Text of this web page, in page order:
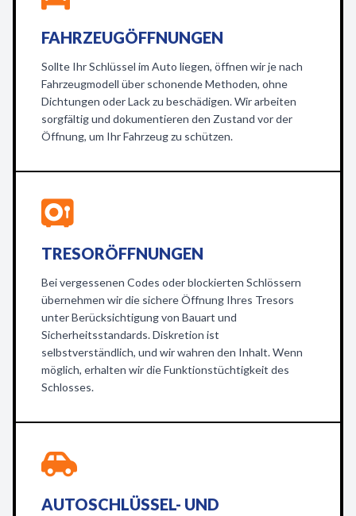
FAHRZEUGÖFFNUNGEN
Sollte Ihr Schlüssel im Auto liegen, öffnen wir je nach
Fahrzeugmodell über schonende Methoden, ohne
Dichtungen oder Lack zu beschädigen. Wir arbeiten
sorgfältig und dokumentieren den Zustand vor der
Öffnung, um Ihr Fahrzeug zu schützen.
TRESORÖFFNUNGEN
Bei vergessenen Codes oder blockierten Schlössern
übernehmen wir die sichere Öffnung Ihres Tresors
unter Berücksichtigung von Bauart und
Sicherheitsstandards. Diskretion ist
selbstverständlich, und wir wahren den Inhalt. Wenn
möglich, erhalten wir die Funktionstüchtigkeit des
Schlosses.
AUTOSCHLÜSSEL- UND